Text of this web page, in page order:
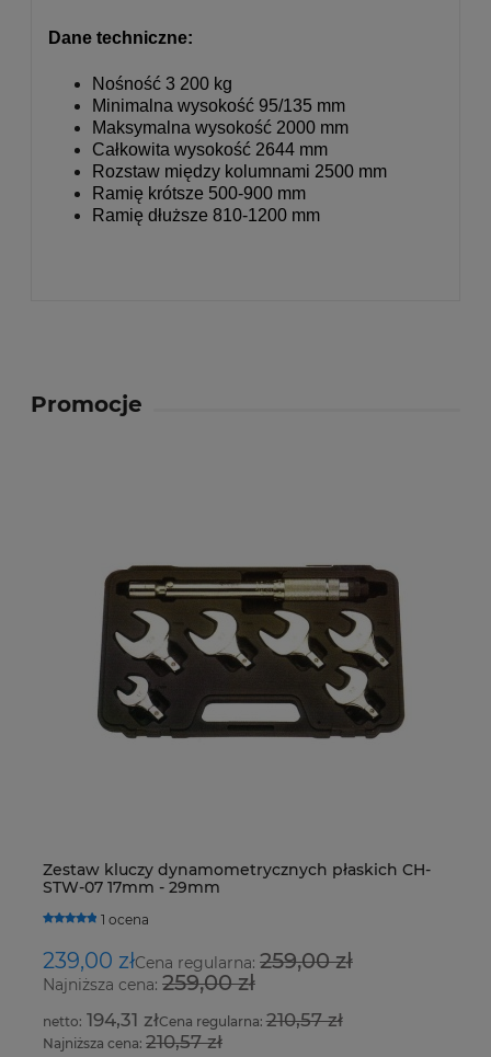
Dane techniczne:
Nośność 3 200 kg
Minimalna wysokość 95/135 mm
Maksymalna wysokość 2000 mm
Całkowita wysokość 2644 mm
Rozstaw między kolumnami 2500 mm
Ramię krótsze 500-900 mm
Ramię dłuższe 810-1200 mm
Promocje
Zestaw kluczy dynamometrycznych płaskich CH-
STW-07 17mm - 29mm
1 ocena
239,00 złCena regularna: 259,00 zł
Najniższa cena: 259,00 zł
194,31 złCena regularna:210,57 zł
Najniższa cena: 210,57 zł